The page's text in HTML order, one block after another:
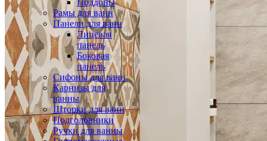
Поддоны
Рамы для ванн
Панели для ванн
Лицевая
панель
Боковая
панель
Сифоны для ванн
Карнизы для
ванны
Шторки для ванн
Подголовники
Ручки для ванны